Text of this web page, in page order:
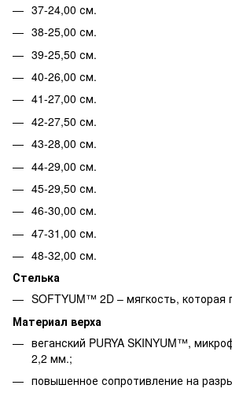
37-24,00 см.
38-25,00 см.
39-25,50 см.
40-26,00 см.
41-27,00 см.
42-27,50 см.
43-28,00 см.
44-29,00 см.
45-29,50 см.
46-30,00 см.
47-31,00 см.
48-32,00 см.
Стелька
SOFTYUM™ 2D – мягкость,
Материал верха
веганский PURYA SKINYUM™,
2,2 мм.;
повышенное сопротивление на